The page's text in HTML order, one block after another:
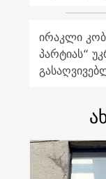
ირაკლი
პარტიას“